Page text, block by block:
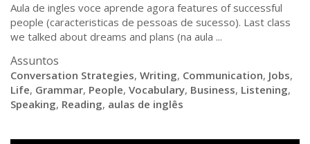
Aula de ingles voce aprende agora features of successful
people (caracteristicas de pessoas de sucesso). Last class
we talked about dreams and plans (na aula ...
Assuntos
Conversation Strategies, Writing, Communication, Jobs,
Life, Grammar, People, Vocabulary, Business, Listening,
Speaking, Reading, aulas de inglês